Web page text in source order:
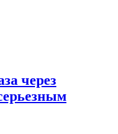
через